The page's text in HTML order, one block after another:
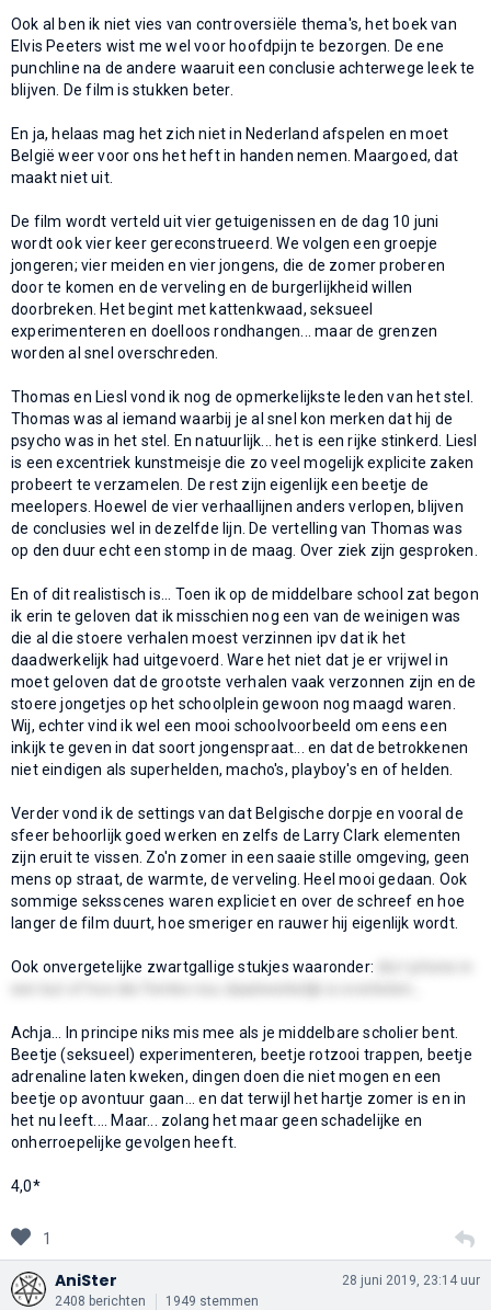
Ook al ben ik niet vies van controversiële thema's, het boek van
Elvis Peeters wist me wel voor hoofdpijn te bezorgen. De ene
punchline na de andere waaruit een conclusie achterwege leek te
blijven. De film is stukken beter.
En ja, helaas mag het zich niet in Nederland afspelen en moet
België weer voor ons het heft in handen nemen. Maargoed, dat
maakt niet uit.
De film wordt verteld uit vier getuigenissen en de dag 10 juni
wordt ook vier keer gereconstrueerd. We volgen een groepje
jongeren; vier meiden en vier jongens, die de zomer proberen
door te komen en de verveling en de burgerlijkheid willen
doorbreken. Het begint met kattenkwaad, seksueel
experimenteren en doelloos rondhangen... maar de grenzen
worden al snel overschreden.
Thomas en Liesl vond ik nog de opmerkelijkste leden van het stel.
Thomas was al iemand waarbij je al snel kon merken dat hij de
psycho was in het stel. En natuurlijk... het is een rijke stinkerd. Liesl
is een excentriek kunstmeisje die zo veel mogelijk explicite zaken
probeert te verzamelen. De rest zijn eigenlijk een beetje de
meelopers. Hoewel de vier verhaallijnen anders verlopen, blijven
de conclusies wel in dezelfde lijn. De vertelling van Thomas was
op den duur echt een stomp in de maag. Over ziek zijn gesproken.
En of dit realistisch is... Toen ik op de middelbare school zat begon
ik erin te geloven dat ik misschien nog een van de weinigen was
die al die stoere verhalen moest verzinnen ipv dat ik het
daadwerkelijk had uitgevoerd. Ware het niet dat je er vrijwel in
moet geloven dat de grootste verhalen vaak verzonnen zijn en de
stoere jongetjes op het schoolplein gewoon nog maagd waren.
Wij, echter vind ik wel een mooi schoolvoorbeeld om eens een
inkijk te geven in dat soort jongenspraat... en dat de betrokkenen
niet eindigen als superhelden, macho's, playboy's en of helden.
Verder vond ik de settings van dat Belgische dorpje en vooral de
sfeer behoorlijk goed werken en zelfs de Larry Clark elementen
zijn eruit te vissen. Zo'n zomer in een saaie stille omgeving, geen
mens op straat, de warmte, de verveling. Heel mooi gedaan. Ook
sommige seksscenes waren expliciet en over de schreef en hoe
langer de film duurt, hoe smeriger en rauwer hij eigenlijk wordt.
Ook onvergetelijke zwartgallige stukjes waaronder:
Achja... In principe niks mis mee als je middelbare scholier bent.
Beetje (seksueel) experimenteren, beetje rotzooi trappen, beetje
adrenaline laten kweken, dingen doen die niet mogen en een
beetje op avontuur gaan... en dat terwijl het hartje zomer is en in
het nu leeft.... Maar... zolang het maar geen schadelijke en
onherroepelijke gevolgen heeft.
4,0*
1
AniSter
2408 berichten 1949 stemmen
28 juni 2019, 23:14 uur